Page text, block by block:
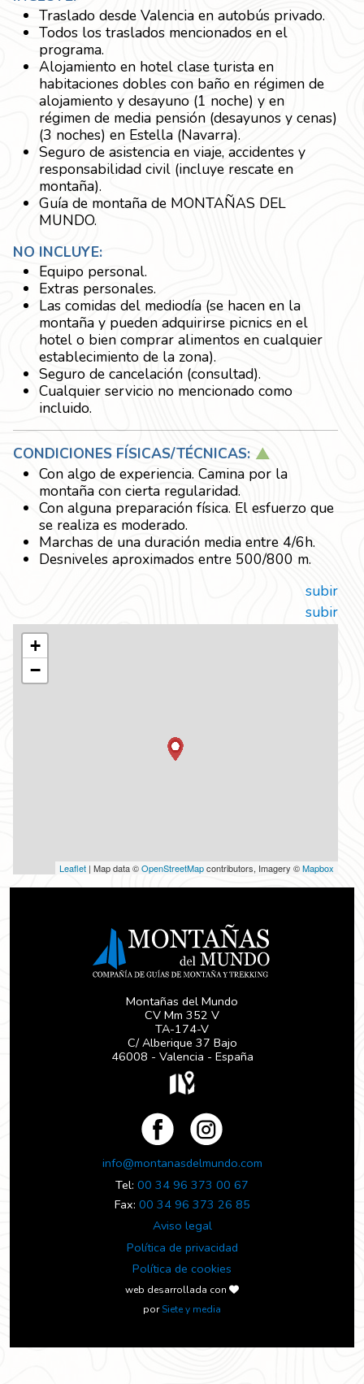
Traslado desde Valencia en autobús privado.
Todos los traslados mencionados en el
programa.
Alojamiento en hotel clase turista en
habitaciones dobles con baño en régimen de
alojamiento y desayuno (1 noche) y en
régimen de media pensión (desayunos y cenas)
(3 noches) en Estella (Navarra).
Seguro de asistencia en viaje, accidentes y
responsabilidad civil (incluye rescate en
montaña).
Guía de montaña de MONTAÑAS DEL
MUNDO.
NO INCLUYE:
Equipo personal.
Extras personales.
Las comidas del mediodía (se hacen en la
montaña y pueden adquirirse picnics en el
hotel o bien comprar alimentos en cualquier
establecimiento de la zona).
Seguro de cancelación (consultad).
Cualquier servicio no mencionado como
incluido.
CONDICIONES FÍSICAS/TÉCNICAS:
Con algo de experiencia. Camina por la
montaña con cierta regularidad.
Con alguna preparación física. El esfuerzo que
se realiza es moderado.
Marchas de una duración media entre 4/6h.
Desniveles aproximados entre 500/800 m.
subir
subir
+
−
Leaflet | Map data ©OpenStreetMapcontributors, Imagery ©Mapbox
Montañas del Mundo
CV Mm 352 V
TA-174-V
C/ Alberique 37 Bajo
46008 - Valencia - España
info@montanasdelmundo.com
Tel: 00 34 96 373 00 67
Fax: 00 34 96 373 26 85
Aviso legal
Política de privacidad
Política de cookies
web desarrollada con
porSiete y media